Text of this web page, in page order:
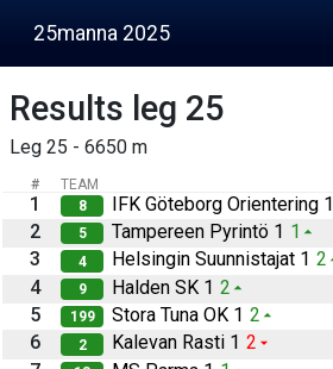
25manna 2025
Results leg 25
Leg 25 - 6650 m
# TEAM
1 8 IFK Göteborg Orientering 1
2
5 Tampereen Pyrintö 1 1
3
4 Helsingin Suunnistajat 1 2
4
9 Halden SK 1 2
5
199 Stora Tuna OK 1 2
6
2 Kalevan Rasti 1 2